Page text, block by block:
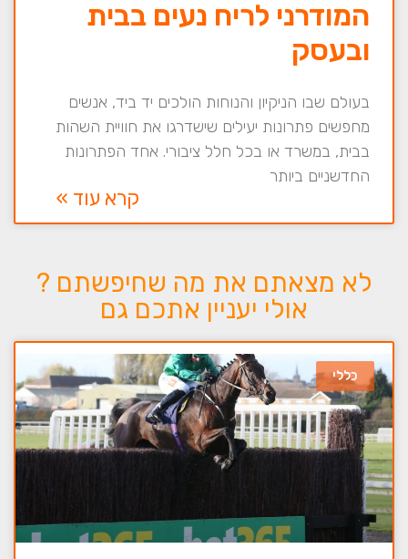
המודרני לריח נעים בבית
ובעסק
בעולם שבו הניקיון והנוחות הולכים יד ביד, אנשים
מחפשים פתרונות יעילים שישדרגו את חוויית השהות
בבית, במשרד או בכל חלל ציבורי. אחד הפתרונות
החדשניים ביותר
קרא עוד »
לא מצאתם את מה שחיפשתם ?
אולי יעניין אתכם גם
כללי